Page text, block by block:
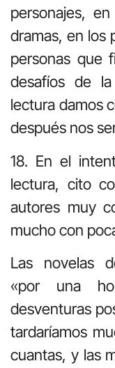
personajes,
dramas, en los
personas que
desafíos de
lectura damos
después nos
18. En el
lectura, cito
autores muy
mucho con
Las novelas
«por una
desventuras
tardaríamos
cuantas, y las